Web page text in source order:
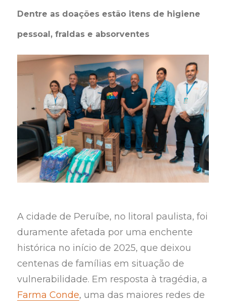
Dentre as doações estão itens de higiene
pessoal, fraldas e absorventes
A cidade de Peruíbe, no litoral paulista, foi
duramente afetada por uma enchente
histórica no início de 2025, que deixou
centenas de famílias em situação de
vulnerabilidade. Em resposta à tragédia, a
Farma Conde, uma das maiores redes de